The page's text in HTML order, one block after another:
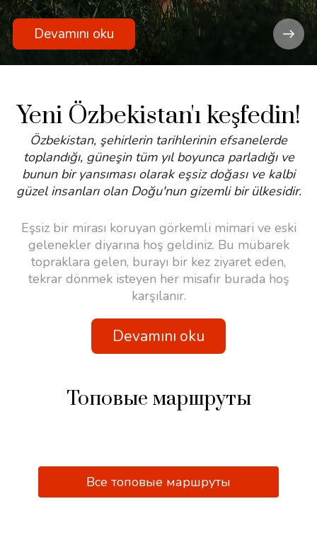
Yeni Özbekistan'ı keşfedin!
Özbekistan, şehirlerin tarihlerinin efsanelerde
toplandığı, güneşin tüm yıl boyunca parladığı ve
bunun bir yansıması olarak eşsiz doğası ve kalbi
güzel insanları olan Doğu'nun gizemli bir ülkesidir.
Eşsiz bir mirası koruyan görkemli mimari ve eski
gelenekler diyarına hoş geldiniz. Bu mübarek
topraklara gelen, burayı bir kez ziyaret eden,
tekrar dönmek isteyen her misafir burada hoş
karşılanır.
Devamını oku
Топовые маршруты
Все топовые маршруты